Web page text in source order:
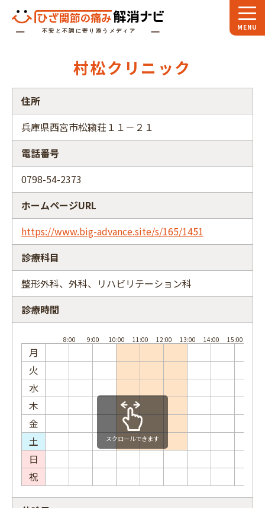
スペシャル 対談
専門家インタビュー
関節大全
ひざ関節ナビについて
フリーワード
村松クリニック
住所
兵庫県西宮市松籟荘１１－２１
電話番号
0798-54-2373
ホームページURL
https://www.big-advance.site/s/165/1451
診療科目
整形外科、外科、リハビリテーション科
診療時間
月
火
水
木
金
土
日
祝
スクロールできます